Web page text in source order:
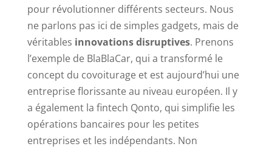
pour révolutionner différents secteurs. Nous
ne parlons pas ici de simples gadgets, mais de
véritables innovations disruptives. Prenons
l’exemple de BlaBlaCar, qui a transformé le
concept du covoiturage et est aujourd’hui une
entreprise florissante au niveau européen. Il y
a également la fintech Qonto, qui simplifie les
opérations bancaires pour les petites
entreprises et les indépendants. Non